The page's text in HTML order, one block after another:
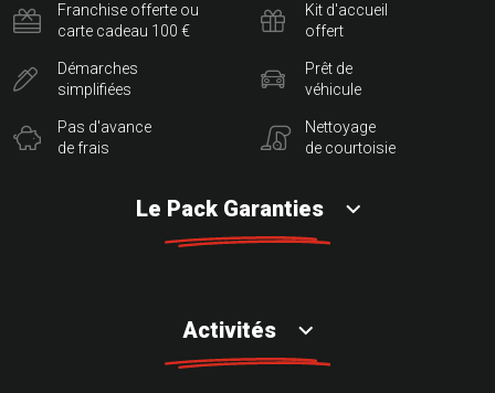
Franchise offerte ou
carte cadeau 100 €
Démarches
simplifiées
Pas d'avance
de frais
Kit d'accueil
offert
Prêt de
véhicule
Nettoyage
de courtoisie
Le Pack Garanties
Activités